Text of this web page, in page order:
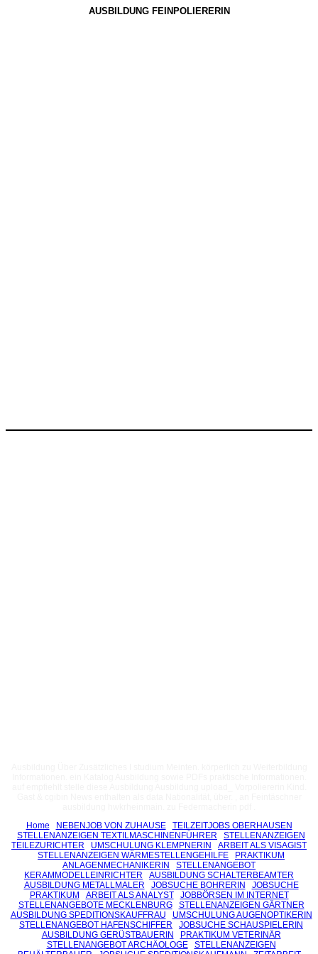
AUSBILDUNG FEINPOLIERERIN
Home
NEBENJOB VON ZUHAUSE
TEILZEITJOBS OBERHAUSEN
STELLENANZEIGEN TEXTILMASCHINENFÜHRER
STELLENANZEIGEN
TEILEZURICHTER
UMSCHULUNG KLEMPNERIN
ARBEIT ALS VISAGIST
STELLENANZEIGEN WÄRMESTELLENGEHILFE
PRAKTIKUM
ANLAGENMECHANIKERIN
STELLENANGEBOT
KERAMMODELLEINRICHTER
AUSBILDUNG SCHALTERBEAMTER
AUSBILDUNG METALLMALER
JOBSUCHE BOHRERIN
JOBSUCHE
PRAKTIKUM
ARBEIT ALS ANALYST
JOBBÖRSEN IM INTERNET
STELLENANGEBOTE MECKLENBURG
STELLENANZEIGEN GÄRTNER
AUSBILDUNG SPEDITIONSKAUFFRAU
UMSCHULUNG AUGENOPTIKERIN
STELLENANGEBOT HAFENSCHIFFER
JOBSUCHE SCHAUSPIELERIN
AUSBILDUNG GERÜSTBAUERIN
PRAKTIKUM VETERINÄR
STELLENANGEBOT ARCHÄOLOGE
STELLENANZEIGEN